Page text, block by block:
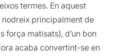
termes. En aquest
principalment de
força matisats), d’un bon
acaba convertint-se en